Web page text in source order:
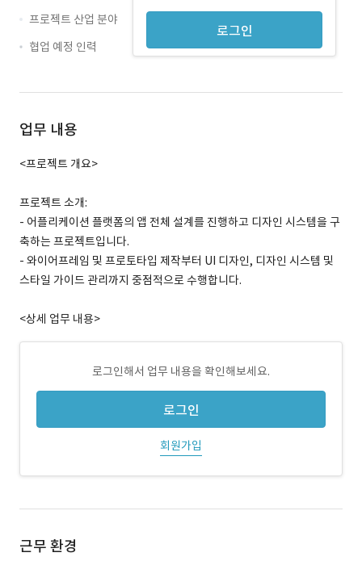
로그인
프로젝트 산업 분야
협업 예정 인력
업무 내용
<프로젝트 개요>
프로젝트 소개:
- 어플리케이션 플랫폼의 앱 전체 설계를 진행하고 디자인 시스템을 구
축하는 프로젝트입니다.
- 와이어프레임 및 프로토타입 제작부터 UI 디자인, 디자인 시스템 및
스타일 가이드 관리까지 중점적으로 수행합니다.
<상세 업무 내용>
로그인해서 업무 내용을 확인해보세요.
로그인
회원가입
근무 환경